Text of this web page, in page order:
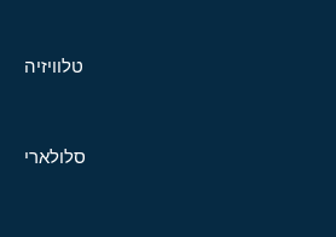
טלוויזיה
סלולארי